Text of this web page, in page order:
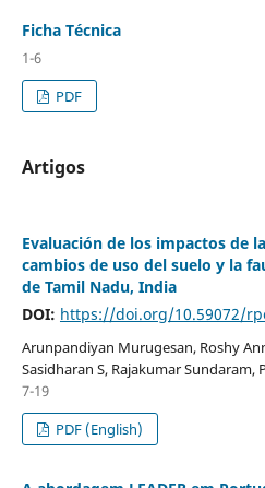
Ficha Técnica
1-6
PDF
Artigos
Evaluación de los impactos de
cambios de uso del suelo y la
de Tamil Nadu, India
DOI: https://doi.org/10.59072/
Arunpandiyan Murugesan, Roshy
Sasidharan S, Rajakumar
7-19
PDF (English)